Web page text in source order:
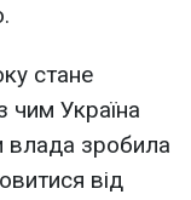
стане
чим Україна
влада зробила
від